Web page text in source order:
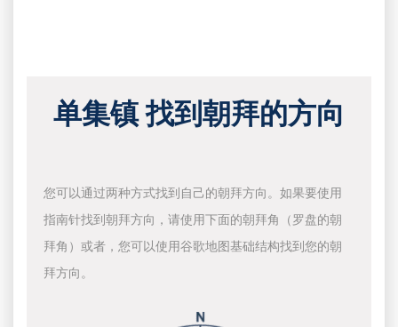
单集镇 找到朝拜的方向
您可以通过两种方式找到自己的朝拜方向。如果要使用
指南针找到朝拜方向，请使用下面的朝拜角（罗盘的朝
拜角）或者，您可以使用谷歌地图基础结构找到您的朝
拜方向。